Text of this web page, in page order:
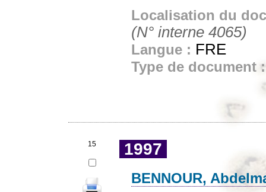
Localisation du
(N° interne 4065)
Langue : FRE
Type de document
15 1997
BENNOUR,